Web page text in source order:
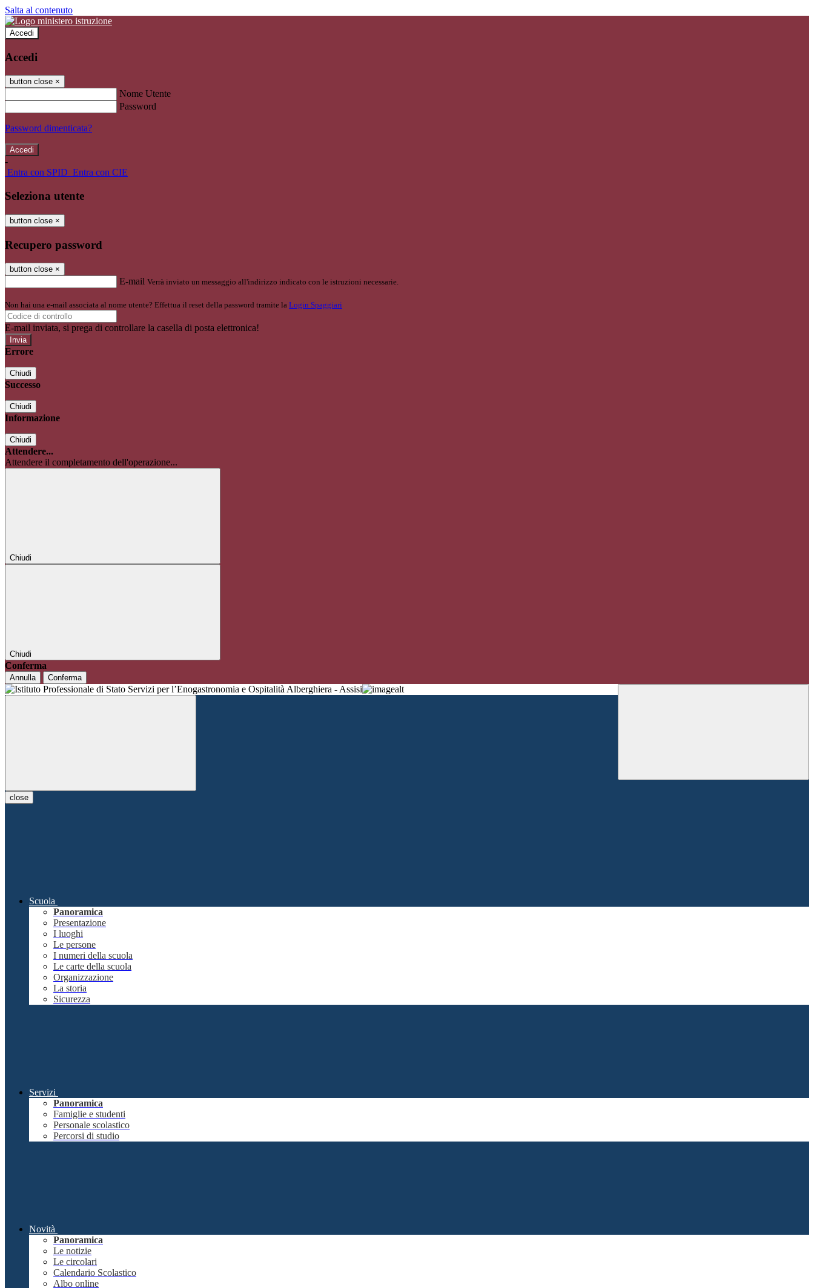
Salta al contenuto
Accedi
Accedi
button close ×
Nome Utente
Password
Password dimenticata?
-
Entra con SPID Entra con CIE
Seleziona utente
button close ×
Recupero password
button close ×
E-mail Verrà inviato un messaggio all'indirizzo indicato con le istruzioni necessarie.
Non hai una e-mail associata al nome utente? Effettua il reset della password tramite la Login Spaggiari
E-mail inviata, si prega di controllare la casella di posta elettronica!
Errore
Chiudi
Successo
Chiudi
Informazione
Chiudi
Attendere...
Attendere il completamento dell'operazione...
Chiudi
Chiudi
Conferma
Annulla Conferma
close
Scuola
Panoramica
Presentazione
I luoghi
Le persone
I numeri della scuola
Le carte della scuola
Organizzazione
La storia
Sicurezza
Servizi
Panoramica
Famiglie e studenti
Personale scolastico
Percorsi di studio
Novità
Panoramica
Le notizie
Le circolari
Calendario Scolastico
Albo online